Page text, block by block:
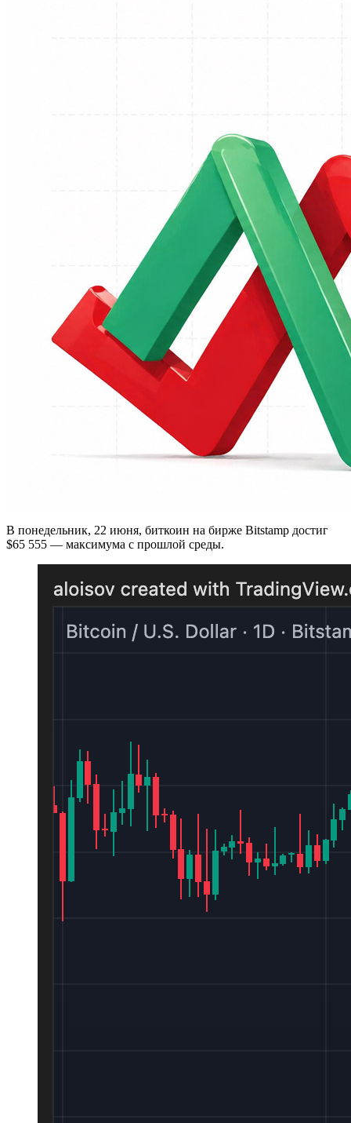
В понедельник, 22 июня, биткоин на бирже Bitstamp достиг
$65 555 — максимума с прошлой среды.